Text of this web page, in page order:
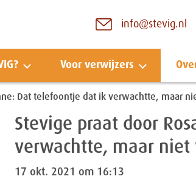
info@stevig.nl
Voor verwijzers
Dat telefoontje dat ik verwachtte, maar
Stevige praat door
verwachtte, maar niet
17 okt. 2021 om 16:13